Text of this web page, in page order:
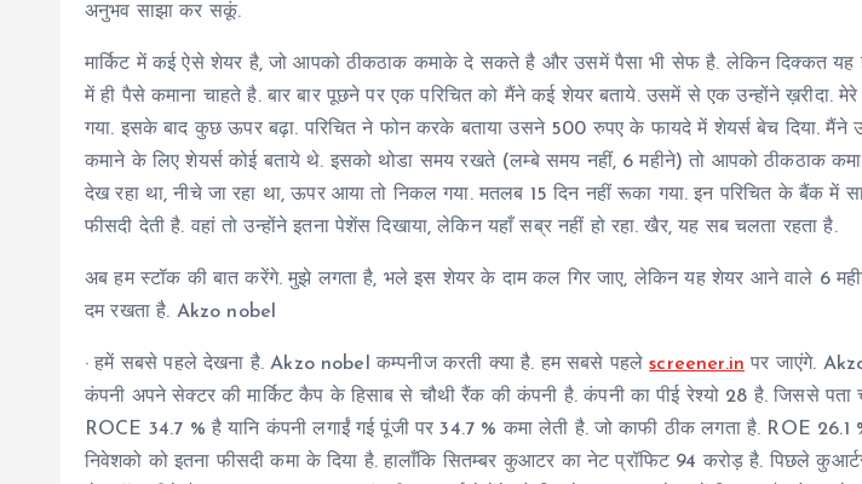
अनुभव साझा कर सकूं.
मार्किट में कई ऐसे शेयर है, जो आपको ठीकठाक कमाके दे सकते है और उसमें पैसा भी सेफ है. लेकिन दिक्कत यह है
में ही पैसे कमाना चाहते है. बार बार पूछने पर एक परिचित को मैंने कई शेयर बताये. उसमें से एक उन्होंने ख़रीदा.
गया. इसके बाद कुछ ऊपर बढ़ा. परिचित ने फोन करके बताया उसने 500 रुपए के फायदे में शेयर्स बेच दिया.
कमाने के लिए शेयर्स कोई बताये थे. इसको थोडा समय रखते (लम्बे समय नहीं, 6 महीने) तो आपको ठीकठाक
देख रहा था, नीचे जा रहा था, ऊपर आया तो निकल गया. मतलब 15 दिन नहीं रूका गया. इन परिचित के बैंक में
फीसदी देती है. वहां तो उन्होंने इतना पेशेंस दिखाया, लेकिन यहाँ सब्र नहीं हो रहा. खैर, यह सब चलता रहता है.
अब हम स्टॉक की बात करेंगे. मुझे लगता है, भले इस शेयर के दाम कल गिर जाए, लेकिन यह शेयर आने वाले 6
दम रखता है. Akzo nobel
·हमें सबसे पहले देखना है. Akzo nobel कम्पनीज करती क्या है. हम सबसे पहलेscreener.in पर जाएंगे.
कंपनी अपने सेक्टर की मार्किट कैप के हिसाब से चौथी रैंक की कंपनी है. कंपनी का पीई रेश्यो 28 है. जिससे पता
ROCE 34.7 % है यानि कंपनी लगाईं गई पूंजी पर 34.7 % कमा लेती है. जो काफी ठीक लगता है. ROE 26.1
निवेशको को इतना फीसदी कमा के दिया है. हालाँकि सितम्बर कुआटर का नेट प्रॉफिट 94 करोड़ है. पिछले